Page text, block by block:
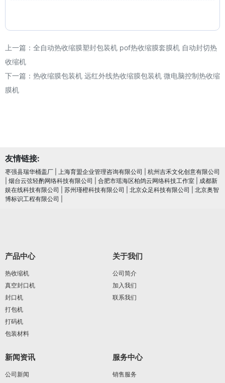
上一篇： 全自动热收缩膜塑封包装机 pof热收缩膜套膜机 自动封切热
收缩机
下一篇： 热收缩膜包装机 远红外线热收缩膜包装机 微电脑控制热收缩
膜机
友情链接:
枣强县瑞华桶盖厂 上海育盟企业管理咨询有限公司
杭州吉禾文化创意有限公司
烟台云弦轻酌网络科技有限公司 合肥市瑶海区柏鸽云网络科技工作室
成都新
娱在线科技有限公司
苏州瑾橙科技有限公司 北京众足科技有限公司
北京奥智
博标识工程有限公司
产品中心
热收缩机
真空封口机
封口机
打包机
打码机
包装材料
关于我们
公司简介
加入我们
联系我们
新闻资讯
公司新闻
服务中心
销售服务